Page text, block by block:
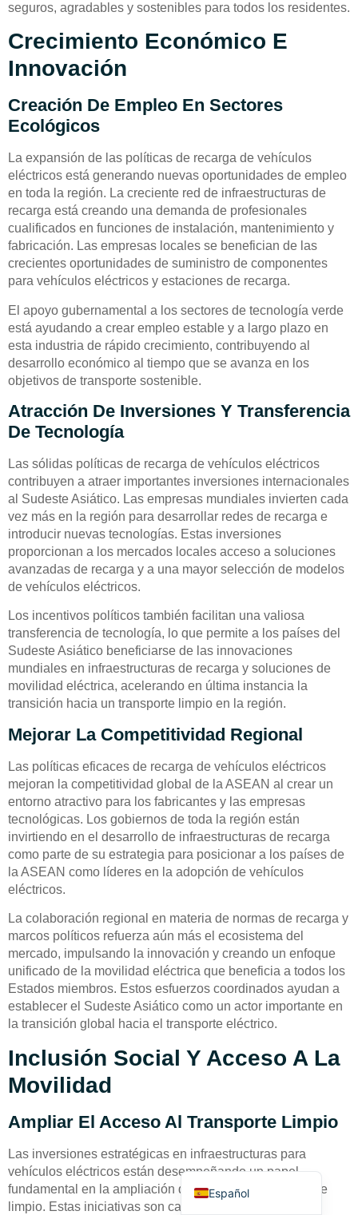
seguros, agradables y sostenibles para todos los residentes.
Crecimiento Económico E
Innovación
Creación De Empleo En Sectores
Ecológicos
La expansión de las políticas de recarga de vehículos
eléctricos está generando nuevas oportunidades de empleo
en toda la región. La creciente red de infraestructuras de
recarga está creando una demanda de profesionales
cualificados en funciones de instalación, mantenimiento y
fabricación. Las empresas locales se benefician de las
crecientes oportunidades de suministro de componentes
para vehículos eléctricos y estaciones de recarga.
El apoyo gubernamental a los sectores de tecnología verde
está ayudando a crear empleo estable y a largo plazo en
esta industria de rápido crecimiento, contribuyendo al
desarrollo económico al tiempo que se avanza en los
objetivos de transporte sostenible.
Atracción De Inversiones Y Transferencia
De Tecnología
Las sólidas políticas de recarga de vehículos eléctricos
contribuyen a atraer importantes inversiones internacionales
al Sudeste Asiático. Las empresas mundiales invierten cada
vez más en la región para desarrollar redes de recarga e
introducir nuevas tecnologías. Estas inversiones
proporcionan a los mercados locales acceso a soluciones
avanzadas de recarga y a una mayor selección de modelos
de vehículos eléctricos.
Los incentivos políticos también facilitan una valiosa
transferencia de tecnología, lo que permite a los países del
Sudeste Asiático beneficiarse de las innovaciones
mundiales en infraestructuras de recarga y soluciones de
movilidad eléctrica, acelerando en última instancia la
transición hacia un transporte limpio en la región.
Mejorar La Competitividad Regional
Las políticas eficaces de recarga de vehículos eléctricos
mejoran la competitividad global de la ASEAN al crear un
entorno atractivo para los fabricantes y las empresas
tecnológicas. Los gobiernos de toda la región están
invirtiendo en el desarrollo de infraestructuras de recarga
como parte de su estrategia para posicionar a los países de
la ASEAN como líderes en la adopción de vehículos
eléctricos.
La colaboración regional en materia de normas de recarga y
marcos políticos refuerza aún más el ecosistema del
mercado, impulsando la innovación y creando un enfoque
unificado de la movilidad eléctrica que beneficia a todos los
Estados miembros. Estos esfuerzos coordinados ayudan a
establecer el Sudeste Asiático como un actor importante en
la transición global hacia el transporte eléctrico.
Inclusión Social Y Acceso A La
Movilidad
Ampliar El Acceso Al Transporte Limpio
Las inversiones estratégicas en infraestructuras para
vehículos eléctricos están desempeñando un papel
fundamental en la ampliación del acceso a un transporte
limpio. Estas iniciativas son cada vez más
Español
English
العربية
Bahasa Indonesia
Deutsch